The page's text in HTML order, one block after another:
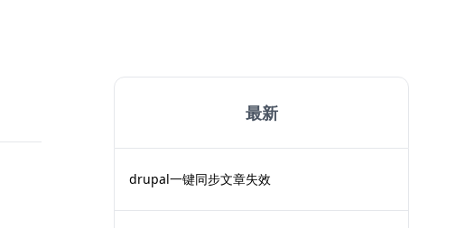
最新
drupal一键同步文章失效